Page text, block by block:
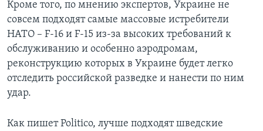
Кроме того, по мнению экспертов, Украине не
совсем подходят самые массовые истребители
НАТО – F-16 и F-15 из-за высоких требований к
обслуживанию и особенно аэродромам,
реконструкцию которых в Украине будет легко
отследить российской разведке и нанести по ним
удар.
Как пишет Politico, лучше подходят шведские